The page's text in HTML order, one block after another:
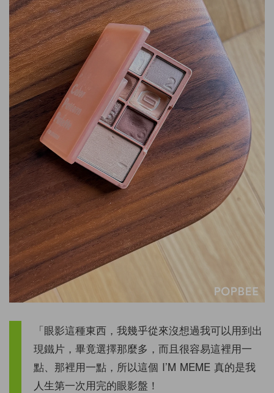
「眼影這種東西，我幾乎從來沒想過我可以用到出
現鐵片，畢竟選擇那麼多，而且很容易這裡用一
點、那裡用一點，所以這個 I’M MEME 真的是我
人生第一次用完的眼影盤！